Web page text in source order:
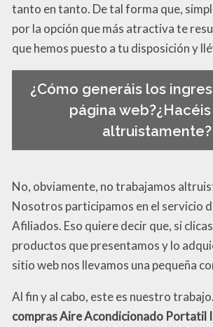
tanto en tanto. De tal forma que,
por la opción que más atractiva te
que hemos puesto a tu disposición y
¿Cómo generáis los
página
altruistamente?
No, obviamente, no trabajamos
Nosotros participamos en el servicio
Afiliados. Eso quiere decir que, si
productos que presentamos y lo
sitio web nos llevamos una pequeña
Al fin y al cabo, este es nuestro
compras Aire Acondicionado Portatil